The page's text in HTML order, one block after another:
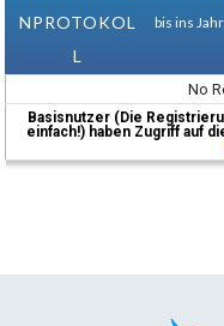
NPROTOKOL
L
bis ins
No
Basisnutzer (Die
einfach!) haben Zugriff auf